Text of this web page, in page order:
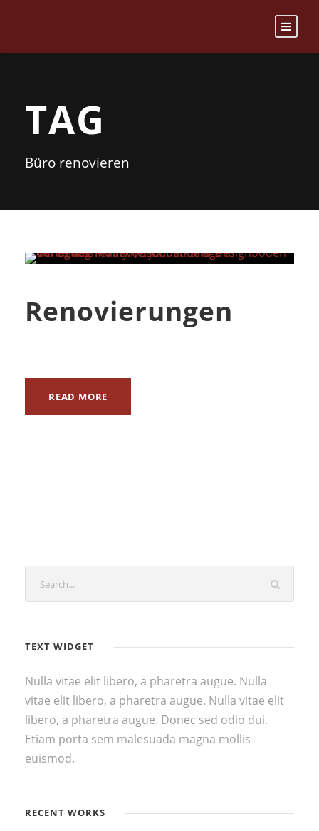
TAG
Büro renovieren
Renovierungen
READ MORE
TEXT WIDGET
Nulla vitae elit libero, a pharetra augue. Nulla
vitae elit libero, a pharetra augue. Nulla vitae elit
libero, a pharetra augue. Donec sed odio dui.
Etiam porta sem malesuada magna mollis
euismod.
RECENT WORKS